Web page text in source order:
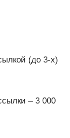
(до 3-х)
– 3 000